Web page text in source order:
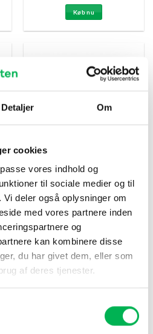
Detaljer Om
cookies
vores indhold og
til sociale medier og til
deler også oplysninger om
med vores partnere inden
og
kan kombinere disse
du har givet dem, eller som
af deres tjenester.
Køb nu
Musefælde 2-pakke
79kr
Køb nu
musefælde
teknologi inden for